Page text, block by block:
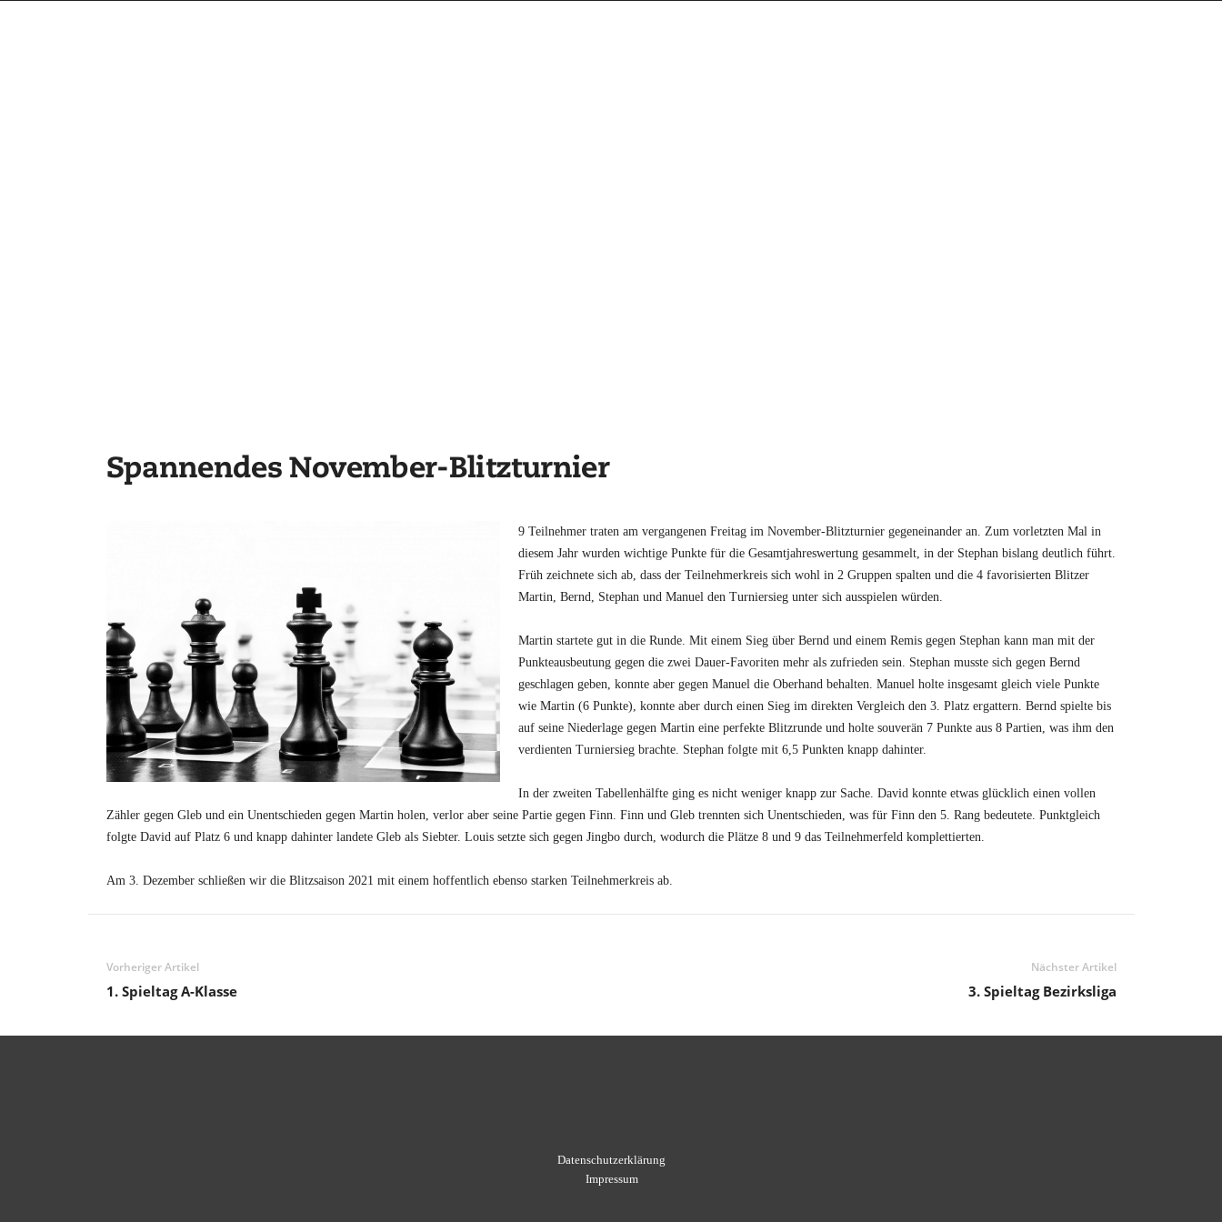
Spannendes November-Blitzturnier
9 Teilnehmer traten am vergangenen Freitag im November-Blitzturnier gegeneinander an. Zum vorletzten Mal in
diesem Jahr wurden wichtige Punkte für die Gesamtjahreswertung gesammelt, in der Stephan bislang deutlich führt.
Früh zeichnete sich ab, dass der Teilnehmerkreis sich wohl in 2 Gruppen spalten und die 4 favorisierten Blitzer
Martin, Bernd, Stephan und Manuel den Turniersieg unter sich ausspielen würden.
Martin startete gut in die Runde. Mit einem Sieg über Bernd und einem Remis gegen Stephan kann man mit der
Punkteausbeutung gegen die zwei Dauer-Favoriten mehr als zufrieden sein. Stephan musste sich gegen Bernd
geschlagen geben, konnte aber gegen Manuel die Oberhand behalten. Manuel holte insgesamt gleich viele Punkte
wie Martin (6 Punkte), konnte aber durch einen Sieg im direkten Vergleich den 3. Platz ergattern. Bernd spielte bis
auf seine Niederlage gegen Martin eine perfekte Blitzrunde und holte souverän 7 Punkte aus 8 Partien, was ihm den
verdienten Turniersieg brachte. Stephan folgte mit 6,5 Punkten knapp dahinter.
In der zweiten Tabellenhälfte ging es nicht weniger knapp zur Sache. David konnte etwas glücklich einen vollen
Zähler gegen Gleb und ein Unentschieden gegen Martin holen, verlor aber seine Partie gegen Finn. Finn und Gleb trennten sich Unentschieden, was für Finn den 5. Rang bedeutete. Punktgleich
folgte David auf Platz 6 und knapp dahinter landete Gleb als Siebter. Louis setzte sich gegen Jingbo durch, wodurch die Plätze 8 und 9 das Teilnehmerfeld komplettierten.
Am 3. Dezember schließen wir die Blitzsaison 2021 mit einem hoffentlich ebenso starken Teilnehmerkreis ab.
Vorheriger Artikel
1. Spieltag A-Klasse
Nächster Artikel
3. Spieltag Bezirksliga
Datenschutzerklärung
Impressum